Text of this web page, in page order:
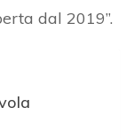
dal 2019”.